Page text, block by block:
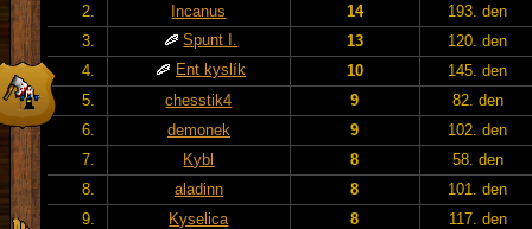
2.
Incanus 14
193. den
3.
Spunt I. 13
120. den
4.
Ent kyslík 10
145. den
5.
chesstik4 9
82. den
6.
demonek 9
102. den
7.
Kybl 8
58. den
8.
aladinn 8
101. den
9.
Kyselica 8
117. den